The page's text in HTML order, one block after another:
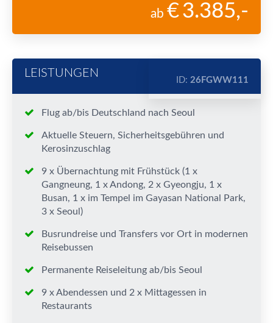
ab 3.385,-
LEISTUNGEN
Flug ab/bis Deutschland nach Seoul
Aktuelle Steuern, Sicherheitsgebühren und
Kerosinzuschlag
9 x Übernachtung mit Frühstück (1 x
Gangneung, 1 x Andong, 2 x Gyeongju, 1 x
Busan, 1 x im Tempel im Gayasan National Park,
3 x Seoul)
Busrundreise und Transfers vor Ort in modernen
Reisebussen
Permanente Reiseleitung ab/bis Seoul
9 x Abendessen und 2 x Mittagessen in
Restaurants
ID: 26FGWW111